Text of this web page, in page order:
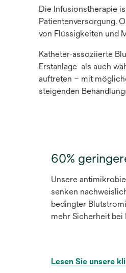
Die Infusionstherapie
Patientenversorgung.
von Flüssigkeiten und
Katheter-assoziierte
Erstanlage als auch
auftreten – mit
steigenden
60%
Unsere
senken
bedingter
mehr Sicherheit bei
Lesen Sie unsere